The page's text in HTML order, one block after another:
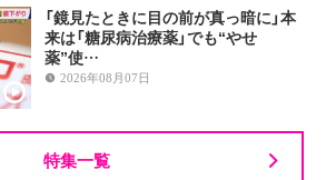
「鏡見たときに目の前が真っ暗に」本
来は「糖尿病治療薬」でも“やせ
薬”使…
2026年08月07日
特集一覧